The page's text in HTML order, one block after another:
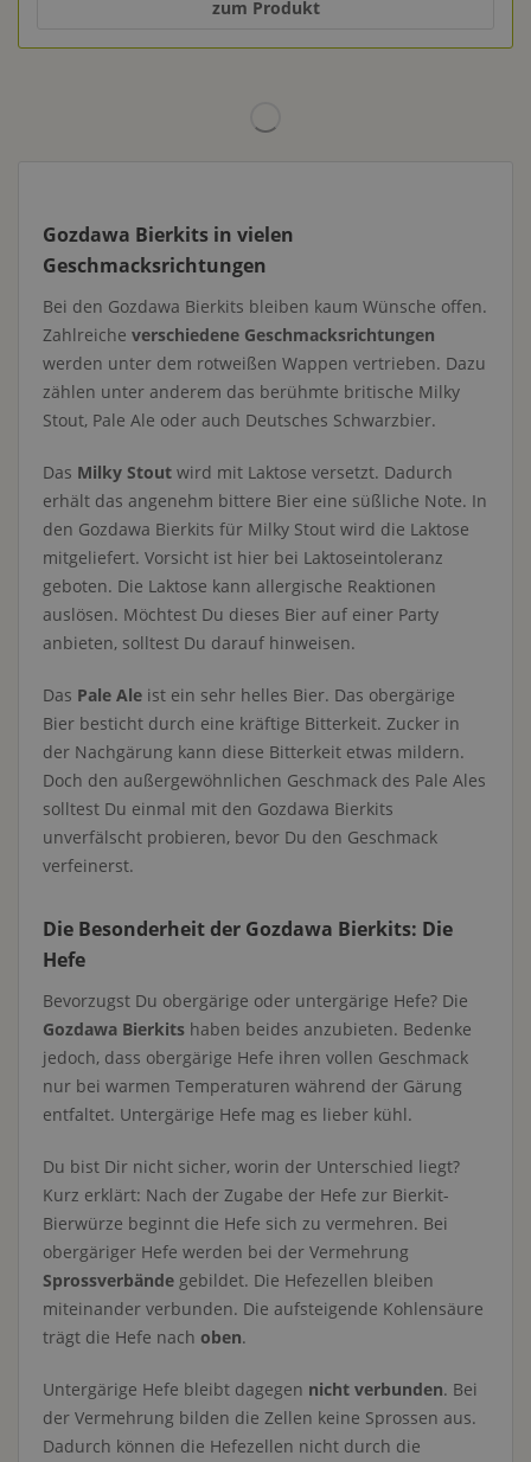
zum Produkt
Gozdawa Bierkits in vielen
Geschmacksrichtungen
Bei den Gozdawa Bierkits bleiben kaum Wünsche offen.
Zahlreiche verschiedene Geschmacksrichtungen
werden unter dem rotweißen Wappen vertrieben. Dazu
zählen unter anderem das berühmte britische Milky
Stout, Pale Ale oder auch Deutsches Schwarzbier.
Das Milky Stout wird mit Laktose versetzt. Dadurch
erhält das angenehm bittere Bier eine süßliche Note. In
den Gozdawa Bierkits für Milky Stout wird die Laktose
mitgeliefert. Vorsicht ist hier bei Laktoseintoleranz
geboten. Die Laktose kann allergische Reaktionen
auslösen. Möchtest Du dieses Bier auf einer Party
anbieten, solltest Du darauf hinweisen.
Das Pale Ale ist ein sehr helles Bier. Das obergärige
Bier besticht durch eine kräftige Bitterkeit. Zucker in
der Nachgärung kann diese Bitterkeit etwas mildern.
Doch den außergewöhnlichen Geschmack des Pale Ales
solltest Du einmal mit den Gozdawa Bierkits
unverfälscht probieren, bevor Du den Geschmack
verfeinerst.
Die Besonderheit der Gozdawa Bierkits: Die
Hefe
Bevorzugst Du obergärige oder untergärige Hefe? Die
Gozdawa Bierkits haben beides anzubieten. Bedenke
jedoch, dass obergärige Hefe ihren vollen Geschmack
nur bei warmen Temperaturen während der Gärung
entfaltet. Untergärige Hefe mag es lieber kühl.
Du bist Dir nicht sicher, worin der Unterschied liegt?
Kurz erklärt: Nach der Zugabe der Hefe zur Bierkit-
Bierwürze beginnt die Hefe sich zu vermehren. Bei
obergäriger Hefe werden bei der Vermehrung
Sprossverbände gebildet. Die Hefezellen bleiben
miteinander verbunden. Die aufsteigende Kohlensäure
trägt die Hefe nach oben.
Untergärige Hefe bleibt dagegen nicht verbunden. Bei
der Vermehrung bilden die Zellen keine Sprossen aus.
Dadurch können die Hefezellen nicht durch die